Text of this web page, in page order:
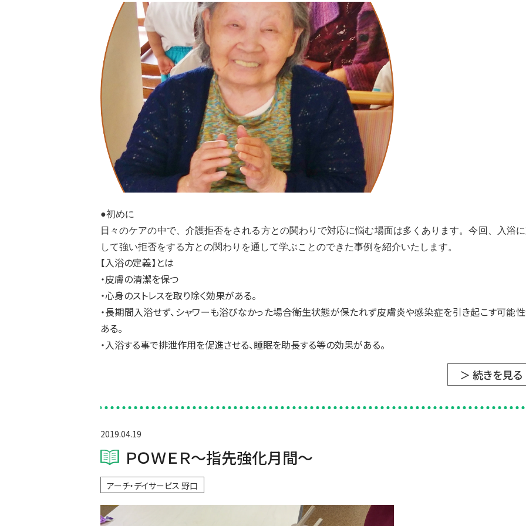
●初めに
日々のケアの中で、介護拒否をされる方との関わりで対応に悩む場面は多くあります。今回、入浴
して強い拒否をする方との関わりを通して学ぶことのできた事例を紹介いたします。
【入浴の定義】とは
・皮膚の清潔を保つ
・心身のストレスを取り除く効果がある。
・長期間入浴せず、シャワーも浴びなかった場合衛生状態が保たれず皮膚炎や感染症を引き起こす可能
ある。
・入浴する事で排泄作用を促進させる、睡眠を助長する等の効果がある。
＞ 続きを見る
2019.04.19
ＰＯＷＥＲ～指先強化月間～
アーチ・デイサービス 野口